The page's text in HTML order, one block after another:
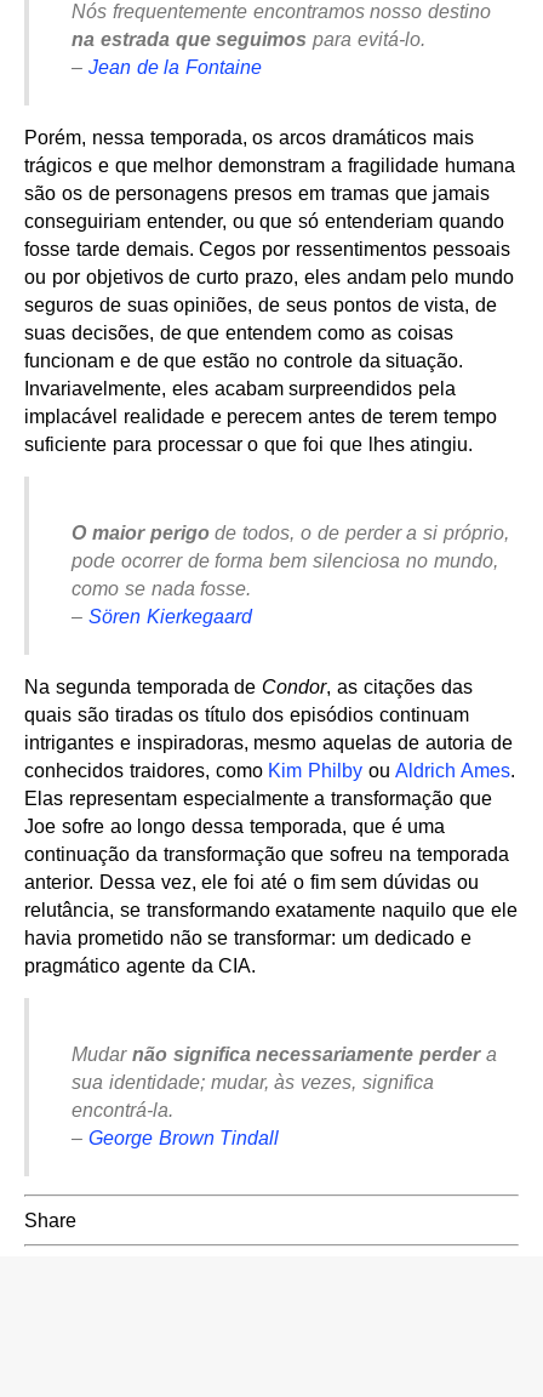
Nós frequentemente encontramos nosso destino
na estrada que seguimos para evitá-lo.
– Jean de la Fontaine
Porém, nessa temporada, os arcos dramáticos mais
trágicos e que melhor demonstram a fragilidade humana
são os de personagens presos em tramas que jamais
conseguiriam entender, ou que só entenderiam quando
fosse tarde demais. Cegos por ressentimentos pessoais
ou por objetivos de curto prazo, eles andam pelo mundo
seguros de suas opiniões, de seus pontos de vista, de
suas decisões, de que entendem como as coisas
funcionam e de que estão no controle da situação.
Invariavelmente, eles acabam surpreendidos pela
implacável realidade e perecem antes de terem tempo
suficiente para processar o que foi que lhes atingiu.
O maior perigode todos, o de perder a si próprio,
pode ocorrer de forma bem silenciosa no mundo,
como se nada fosse.
– Sören Kierkegaard
Na segunda temporada de Condor, as citações das
quais são tiradas os título dos episódios continuam
intrigantes e inspiradoras, mesmo aquelas de autoria de
conhecidos traidores, como Kim Philby ou Aldrich Ames.
Elas representam especialmente a transformação que
Joe sofre ao longo dessa temporada, que é uma
continuação da transformação que sofreu na temporada
anterior. Dessa vez, ele foi até o fim sem dúvidas ou
relutância, se transformando exatamente naquilo que ele
havia prometido não se transformar: um dedicado e
pragmático agente da CIA.
Mudar não significa necessariamente perdera
sua identidade; mudar, às vezes, significa
encontrá-la.
– George Brown Tindall
Share